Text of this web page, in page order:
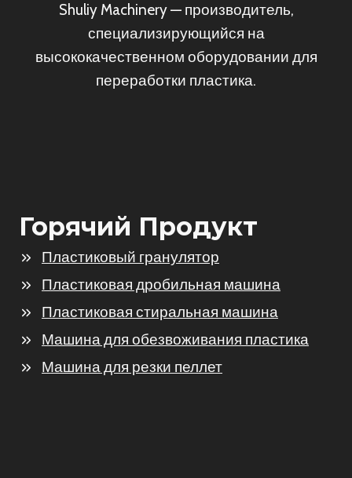
Shuliy Machinery — производитель,
специализирующийся на
высококачественном оборудовании для
переработки пластика.
Горячий Продукт
Пластиковый гранулятор
Пластиковая дробильная машина
Пластиковая стиральная машина
Машина для обезвоживания пластика
Машина для резки пеллет